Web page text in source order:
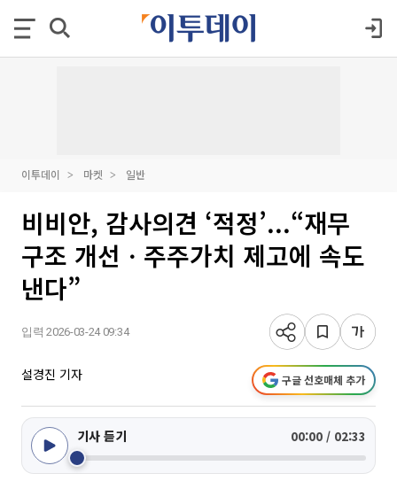
이투데이 마켓 일반
비비안, 감사의견 ‘적정’...“재무
구조 개선ㆍ주주가치 제고에 속도
낸다”
입력 2026-03-24 09:34
설경진 기자 구글 선호매체 추가
기사 듣기 00:00 / 02:33